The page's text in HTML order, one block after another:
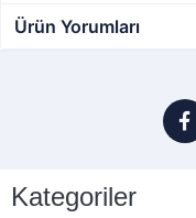
Ürün Yorumları
Kategoriler